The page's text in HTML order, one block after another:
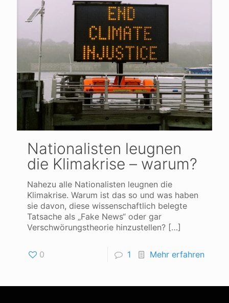
Nationalisten leugnen
die Klimakrise – warum?
Nahezu alle Nationalisten leugnen die
Klimakrise. Warum ist das so und was haben
sie davon, diese wissenschaftlich belegte
Tatsache als „Fake News“ oder gar
Verschwörungstheorie hinzustellen? […]
0 1 Mehr erfahren